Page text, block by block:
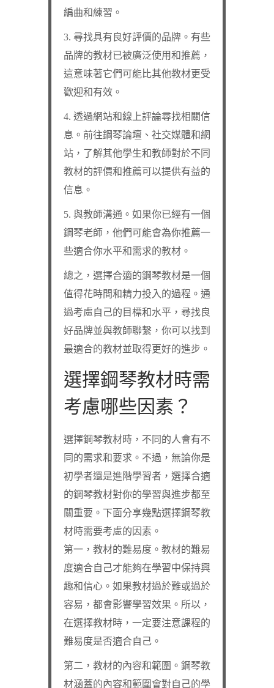
編曲和練習。
3. 尋找具有良好評價的品牌。有些
品牌的教材已被廣泛使用和推薦，
這意味著它們可能比其他教材更受
歡迎和有效。
4. 透過網站和線上評論尋找相關信
息。前往鋼琴論壇、社交媒體和網
站，了解其他學生和教師對於不同
教材的評價和推薦可以提供有益的
信息。
5. 與教師溝通。如果你已經有一個
鋼琴老師，他們可能會為你推薦一
些適合你水平和需求的教材。
總之，選擇合適的鋼琴教材是一個
值得花時間和精力投入的過程。通
過考慮自己的目標和水平，尋找良
好品牌並與教師聯繫，你可以找到
最適合的教材並取得更好的進步。
選擇鋼琴教材時需
考慮哪些因素？
選擇鋼琴教材時，不同的人會有不
同的需求和要求。不過，無論你是
初學者還是進階學習者，選擇合適
的鋼琴教材對你的學習與進步都至
關重要。下面分享幾點選擇鋼琴教
材時需要考慮的因素。
第一，教材的難易度。教材的難易
度適合自己才能夠在學習中保持興
趣和信心。如果教材過於難或過於
容易，都會影響學習效果。所以，
在選擇教材時，一定要注意課程的
難易度是否適合自己。
第二，教材的內容和範圍。鋼琴教
材涵蓋的內容和範圍會對自己的學